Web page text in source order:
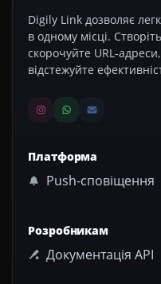
Digily Link дозволяє
в одному місці.
скорочуйте URL-
відстежуйте
Платформа
Push-сповіщення
Розробникам
Документація API